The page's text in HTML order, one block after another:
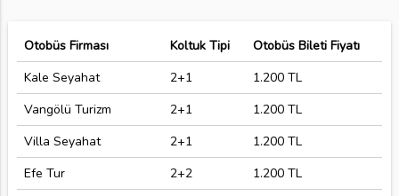
Otobüs Firması Koltuk Tipi
Otobüs Bileti Fiyatı
Kale Seyahat
2+1
1.200 TL
Vangölü Turizm
2+1
1.200 TL
Villa Seyahat
2+1
1.200 TL
Efe Tur
2+2
1.200 TL